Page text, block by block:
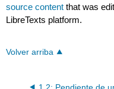
source content that was
LibreTexts platform.
Volver arriba